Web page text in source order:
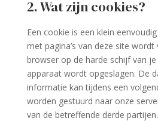
2. Wat zijn cookies?
Een cookie is een klein
met pagina’s van deze site
browser op de harde schijf van
apparaat wordt opgeslagen. De
informatie kan tijdens een
worden gestuurd naar onze
van de betreffende derde partijen.